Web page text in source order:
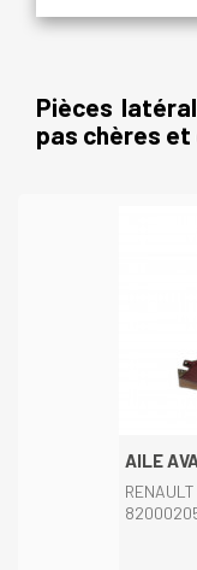
Pièces
pas chères
AILE
RENAULT